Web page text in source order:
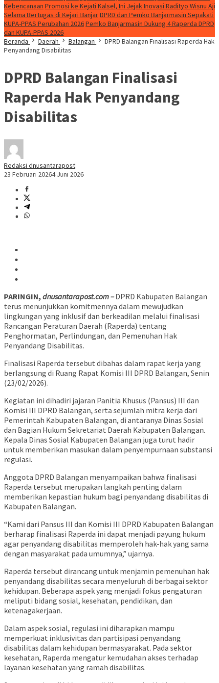
Kebencanaan Promosi ke Kejati Kalsel, Ini Jejak Inovasi Radityo Wisnu Aji
Selama Bertugas di Kejari BanjarDPRD dan Pemko Banjarmasin Sepakati
KUPA-PPAS Perubahan 2026Pemko Banjarmasin Dukung 4 Raperda DPRD
dan KUPA-PPAS 2026
Beranda
Daerah Balangan
DPRD Balangan Finalisasi Raperda Hak
Penyandang Disabilitas
DPRD Balangan Finalisasi
Raperda Hak Penyandang
Disabilitas
Redaksi dnusantarapost
23 Februari 20264 Juni 2026
PARINGIN, dnusantarapost.com –DPRD Kabupaten Balangan
terus menunjukkan komitmennya dalam mewujudkan
lingkungan yang inklusif dan berkeadilan melalui finalisasi
Rancangan Peraturan Daerah (Raperda) tentang
Penghormatan, Perlindungan, dan Pemenuhan Hak
Penyandang Disabilitas.
Finalisasi Raperda tersebut dibahas dalam rapat kerja yang
berlangsung di Ruang Rapat Komisi III DPRD Balangan, Senin
(23/02/2026).
Kegiatan ini dihadiri jajaran Panitia Khusus (Pansus) III dan
Komisi III DPRD Balangan, serta sejumlah mitra kerja dari
Pemerintah Kabupaten Balangan, di antaranya Dinas Sosial
dan Bagian Hukum Sekretariat Daerah Kabupaten Balangan.
Kepala Dinas Sosial Kabupaten Balangan juga turut hadir
untuk memberikan masukan dalam penyempurnaan substansi
regulasi.
Anggota DPRD Balangan menyampaikan bahwa finalisasi
Raperda tersebut merupakan langkah penting dalam
memberikan kepastian hukum bagi penyandang disabilitas di
Kabupaten Balangan.
“Kami dari Pansus III dan Komisi III DPRD Kabupaten Balangan
berharap finalisasi Raperda ini dapat menjadi payung hukum
agar penyandang disabilitas memperoleh hak-hak yang sama
dengan masyarakat pada umumnya,” ujarnya.
Raperda tersebut dirancang untuk menjamin pemenuhan hak
penyandang disabilitas secara menyeluruh di berbagai sektor
kehidupan. Beberapa aspek yang menjadi fokus pengaturan
meliputi bidang sosial, kesehatan, pendidikan, dan
ketenagakerjaan.
Dalam aspek sosial, regulasi ini diharapkan mampu
memperkuat inklusivitas dan partisipasi penyandang
disabilitas dalam kehidupan bermasyarakat. Pada sektor
kesehatan, Raperda mengatur kemudahan akses terhadap
layanan kesehatan yang ramah disabilitas.